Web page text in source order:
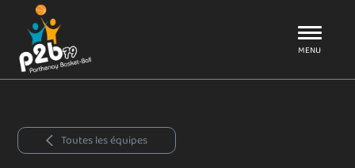
P2B79
MENU
Toutes les équipes